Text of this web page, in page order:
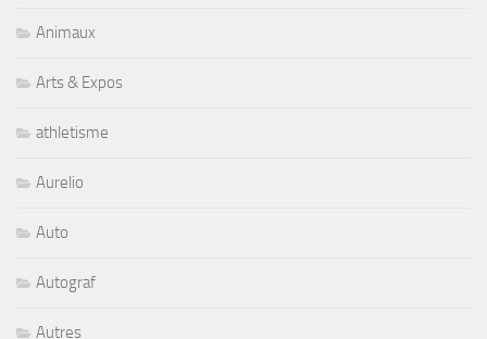
Animaux
Arts & Expos
athletisme
Aurelio
Auto
Autograf
Autres